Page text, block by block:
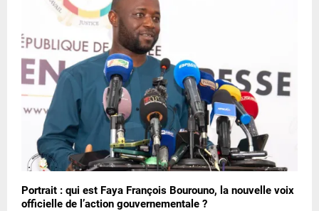
Portrait : qui est Faya François Bourouno, la nouvelle voix
officielle de l’action gouvernementale ?